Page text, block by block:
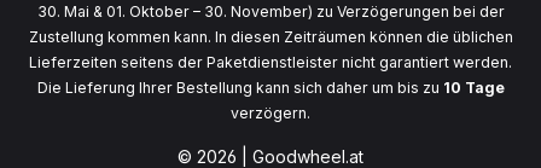
30. Mai & 01. Oktober – 30. November) zu Verzögerungen bei der
Zustellung kommen kann. In diesen Zeiträumen können die üblichen
Lieferzeiten seitens der Paketdienstleister nicht garantiert werden.
Die Lieferung Ihrer Bestellung kann sich daher um bis zu 10 Tage
verzögern.
© 2026 | Goodwheel.at